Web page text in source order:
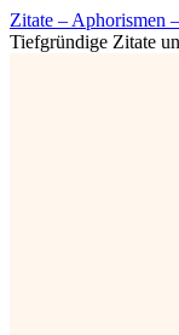
Zitate – Aphorismen
Tiefgründige Zitate